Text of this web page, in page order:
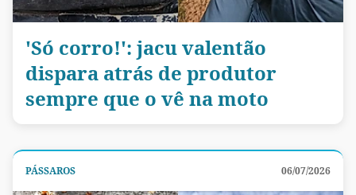
'Só corro!': jacu valentão
dispara atrás de produtor
sempre que o vê na moto
PÁSSAROS 06/07/2026